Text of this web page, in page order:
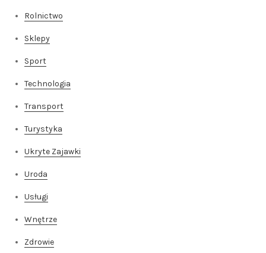
Rolnictwo
Sklepy
Sport
Technologia
Transport
Turystyka
Ukryte Zajawki
Uroda
Usługi
Wnętrze
Zdrowie